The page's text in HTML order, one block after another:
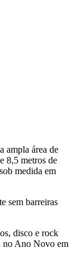
ampla área de
8,5 metros de
medida em
sem barreiras
disco e rock
no Ano Novo em